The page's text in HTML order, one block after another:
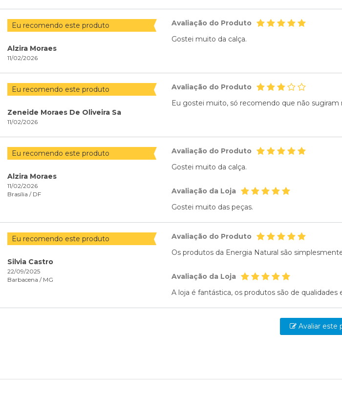
Eu recomendo este produto
Alzira Moraes
11/02/2026
Avaliação do Produto
Gostei muito da calça.
Eu recomendo este produto
Zeneide Moraes De Oliveira Sa
11/02/2026
Avaliação do Produto
Eu gostei muito, só recomendo que não
Eu recomendo este produto
Alzira Moraes
11/02/2026
Brasília / DF
Avaliação do Produto
Gostei muito da calça.
Avaliação da Loja
Gostei muito das peças.
Eu recomendo este produto
Silvia Castro
22/09/2025
Barbacena / MG
Avaliação do Produto
Os produtos da Energia Natural são
Avaliação da Loja
A loja é fantástica, os produtos são de qualidades
Avaliar este